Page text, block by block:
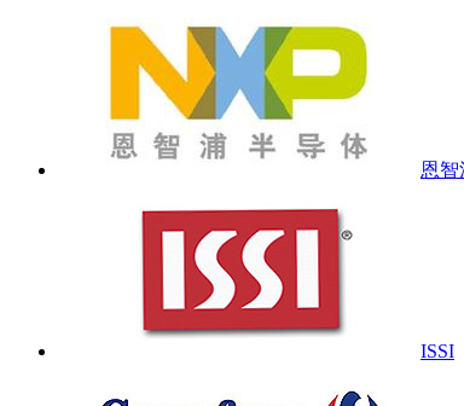
恩智
ISSI